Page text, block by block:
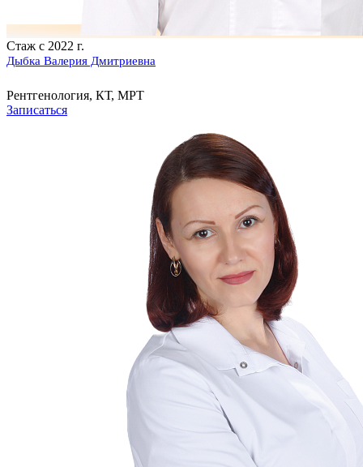
Стаж с 2022 г.
Дыбка Валерия Дмитриевна
Рентгенология, КТ, МРТ
Записаться